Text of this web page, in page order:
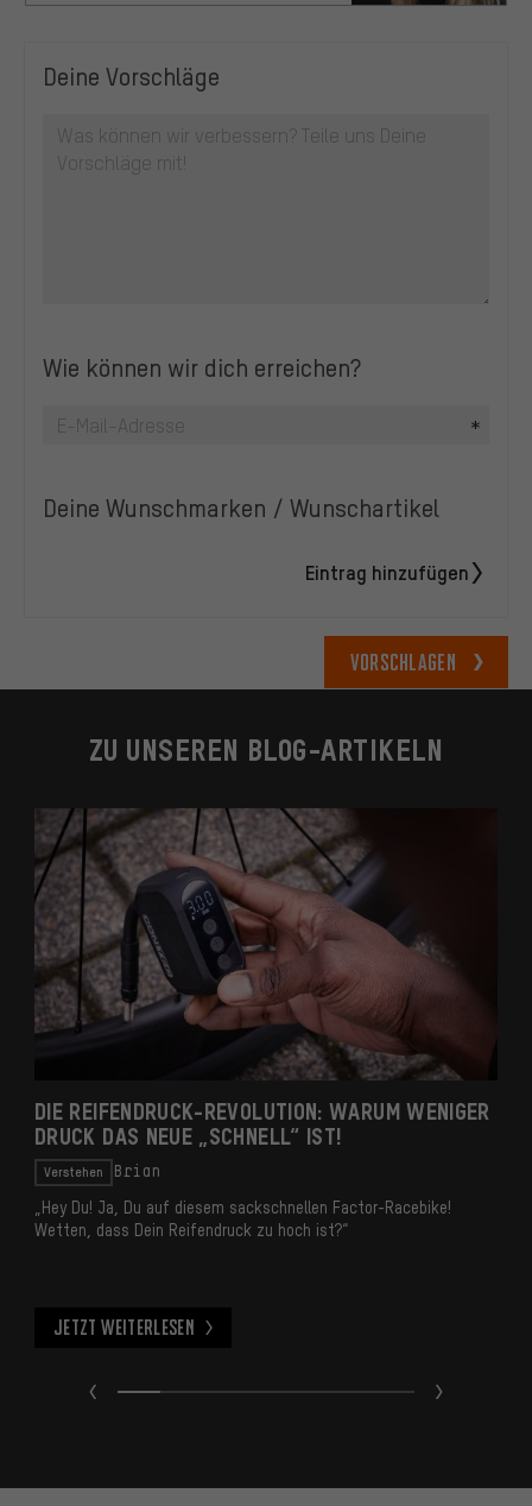
Deine Vorschläge
Wie können wir dich erreichen?
Deine Wunschmarken / Wunschartikel
Eintrag hinzufügen
Vorschlagen
ZU UNSEREN BLOG-ARTIKELN
DIE REIFENDRUCK-REVOLUTION: WARUM WENIGER
DRUCK DAS NEUE „SCHNELL“ IST!
Verstehen Brian
„Hey Du! Ja, Du auf diesem sackschnellen Factor-Racebike!
Wetten, dass Dein Reifendruck zu hoch ist?“
Jetzt weiterlesen